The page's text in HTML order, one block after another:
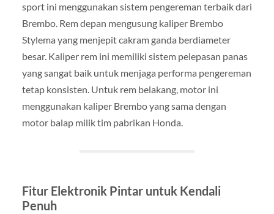
sport ini menggunakan sistem pengereman terbaik dari
Brembo. Rem depan mengusung kaliper Brembo
Stylema yang menjepit cakram ganda berdiameter
besar. Kaliper rem ini memiliki sistem pelepasan panas
yang sangat baik untuk menjaga performa pengereman
tetap konsisten. Untuk rem belakang, motor ini
menggunakan kaliper Brembo yang sama dengan
motor balap milik tim pabrikan Honda.
Fitur Elektronik Pintar untuk Kendali
Penuh